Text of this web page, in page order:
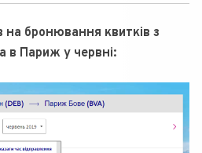
бронювання квитків з
в Париж у червні: